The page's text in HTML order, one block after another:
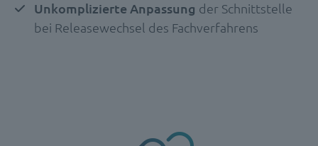
Unkomplizierte Anpassung der Schnittstelle
bei Releasewechsel des Fachverfahrens